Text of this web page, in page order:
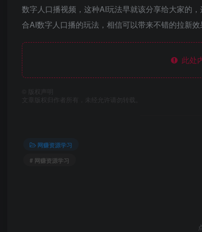
数字人口播视频，这种AI玩法早就该分享给大家的
合AI数字人口播的玩法，相信可以带来不错的拉新效
此处
版权声明
文章版权归作者所有，未经允许请勿转载。
网赚资源学习
# 网赚资源学习